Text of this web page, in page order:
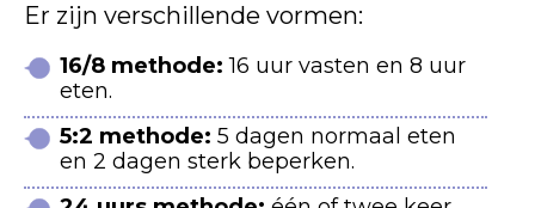
Er zijn verschillende vormen:
16/8 methode: 16 uur vasten en 8 uur
eten.
5:2 methode: 5 dagen normaal eten
en 2 dagen sterk beperken.